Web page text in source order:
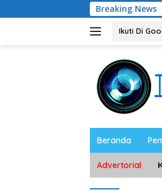
ke
Breaking News
UNESA Gelar ICAPSTURE
Ikuti Di
Beranda
Advertorial